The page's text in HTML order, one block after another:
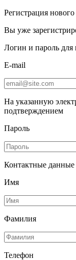
Регистрация нового
Вы уже
Логин и пароль для
E-mail
На указанную
подтверждением
Пароль
Контактные данные
Имя
Фамилия
Телефон